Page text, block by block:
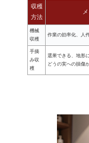
収穫
方法
機械
収穫
作業の効率化、人
手摘
み収
穫
選果できる、地形
どうの実への損傷